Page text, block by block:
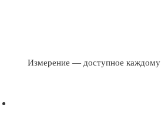
Измерение — доступное каждому